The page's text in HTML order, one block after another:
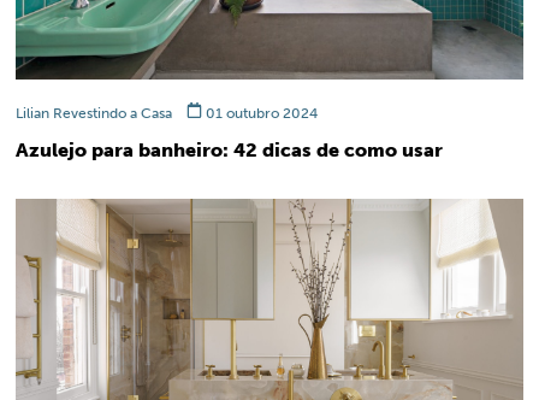
Lilian Revestindo a Casa 01 outubro 2024
Azulejo para banheiro: 42 dicas de como usar